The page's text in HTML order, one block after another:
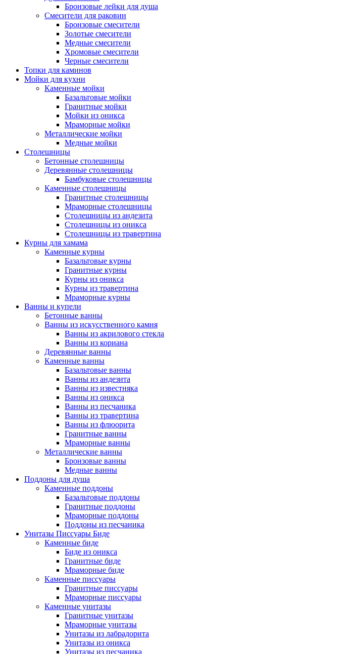
Бронзовые лейки для душа
Смесители для раковин
Бронзовые смесители
Золотые смесители
Медные смесители
Хромовые смесители
Черные смесители
Топки для каминов
Мойки для кухни
Каменные мойки
Базальтовые мойки
Гранитные мойки
Мойки из оникса
Мраморные мойки
Металлические мойки
Медные мойки
Столешницы
Бетонные столешницы
Деревянные столешницы
Бамбуковые столешницы
Каменные столешницы
Гранитные столешницы
Мраморные столешницы
Столешницы из андезита
Столешницы из оникса
Столешницы из травертина
Курны для хамама
Каменные курны
Базальтовые курны
Гранитные курны
Курны из оникса
Курны из травертина
Мраморные курны
Ванны и купели
Бетонные ванны
Ванны из искусственного камня
Ванны из акрилового стекла
Ванны из кориана
Деревянные ванны
Каменные ванны
Базальтовые ванны
Ванны из андезита
Ванны из известняка
Ванны из оникса
Ванны из песчаника
Ванны из травертина
Ванны из флюорита
Гранитные ванны
Мраморные ванны
Металлические ванны
Бронзовые ванны
Медные ванны
Поддоны для душа
Каменные поддоны
Базальтовые поддоны
Гранитные поддоны
Мраморные поддоны
Поддоны из песчаника
Унитазы Писсуары Биде
Каменные биде
Биде из оникса
Гранитные биде
Мраморные биде
Каменные писсуары
Гранитные писсуары
Мраморные писсуары
Каменные унитазы
Гранитные унитазы
Мраморные унитазы
Унитазы из лабрадорита
Унитазы из оникса
Унитазы из песчаника